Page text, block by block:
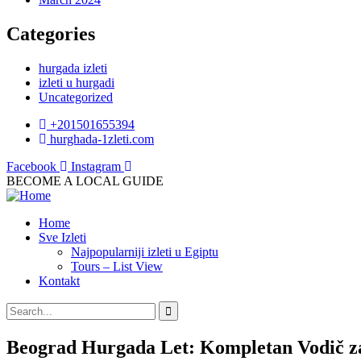
Categories
hurgada izleti
izleti u hurgadi
Uncategorized
+201501655394
hurghada-1zleti.com
Facebook
Instagram
BECOME A LOCAL GUIDE
Home
Sve Izleti
Najpopularniji izleti u Egiptu
Tours – List View
Kontakt
Beograd Hurgada Let: Kompletan Vodič